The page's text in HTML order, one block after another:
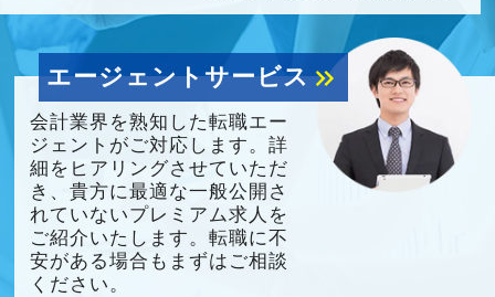
エージェントサービスkeyboard_double_arrow_right
会計業界を熟知した転職エー
ジェントがご対応します。詳
細をヒアリングさせていただ
き、貴方に最適な一般公開さ
れていないプレミアム求人を
ご紹介いたします。転職に不
安がある場合もまずはご相談
ください。